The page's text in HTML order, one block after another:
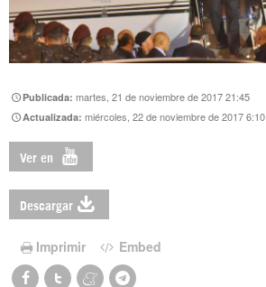
Publicada:martes, 21 de noviembre de 2017 21:45
Actualizada:miércoles, 22 de noviembre de 2017 6:10
Ver en
Descargar
Imprimir Embed